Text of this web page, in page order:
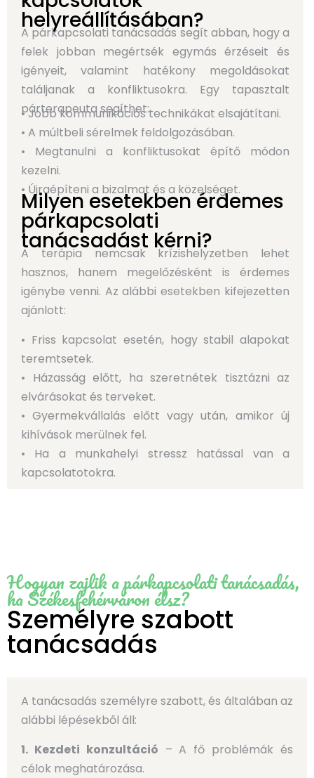
helyreállításában?
A párkapcsolati tanácsadás segít abban, hogy a
felek jobban megértsék egymás érzéseit és
igényeit, valamint hatékony megoldásokat
találjanak a konfliktusokra. Egy tapasztalt
párterapeuta segíthet:
• Jobb kommunikációs technikákat elsajátítani.
• A múltbeli sérelmek feldolgozásában.
• Megtanulni a konfliktusokat építő módon
kezelni.
• Újraépíteni a bizalmat és a közelséget.
Milyen esetekben érdemes
párkapcsolati
tanácsadást kérni?
A terápia nemcsak krízishelyzetben lehet
hasznos, hanem megelőzésként is érdemes
igénybe venni. Az alábbi esetekben kifejezetten
ajánlott:
• Friss kapcsolat esetén, hogy stabil alapokat
teremtsetek.
• Házasság előtt, ha szeretnétek tisztázni az
elvárásokat és terveket.
• Gyermekvállalás előtt vagy után, amikor új
kihívások merülnek fel.
• Ha a munkahelyi stressz hatással van a
kapcsolatotokra.
Hogyan zajlik a párkapcsolati tanácsadás,
ha Székesfehérváron élsz?
Személyre szabott
tanácsadás
A tanácsadás személyre szabott, és általában az
alábbi lépésekből áll:
1. Kezdeti konzultáció – A fő problémák és
célok meghatározása.